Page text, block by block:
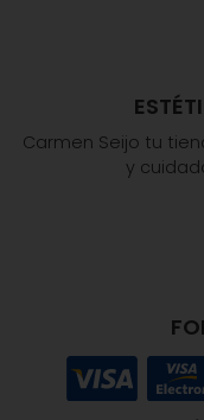
Carmen Seijo tu
y